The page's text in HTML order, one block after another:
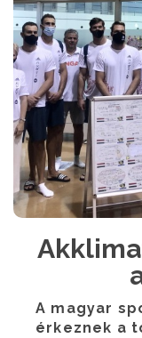
A magyar
érkeznek a